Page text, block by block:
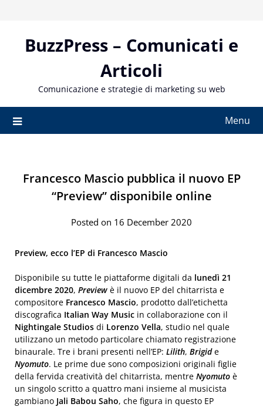
contentBuzzPress – Comunicati e
Articoli
Comunicazione e strategie di marketing su web
Menu
Francesco Mascio pubblica il nuovo EP
“Preview” disponibile online
Posted on 16 December 2020
Preview, ecco l’EP di Francesco Mascio
Disponibile su tutte le piattaforme digitali da lunedì 21
dicembre 2020, Preview è il nuovo EP del chitarrista e
compositore Francesco Mascio, prodotto dall’etichetta
discografica Italian Way Music in collaborazione con il
Nightingale Studios di Lorenzo Vella, studio nel quale
utilizzano un metodo particolare chiamato registrazione
binaurale. Tre i brani presenti nell’EP: Lilith, Brigide
Nyomuto. Le prime due sono composizioni originali figlie
della fervida creatività del chitarrista, mentre Nyomuto è
un singolo scritto a quattro mani insieme al musicista
gambiano Jali Babou Saho, che figura in questo EP